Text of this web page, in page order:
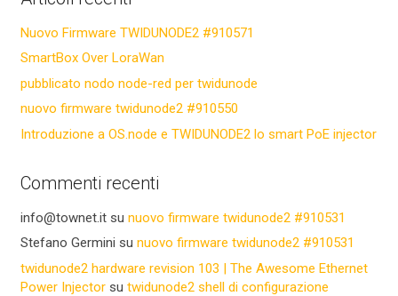
Nuovo Firmware TWIDUNODE2 #910571
SmartBox Over LoraWan
pubblicato nodo node-red per twidunode
nuovo firmware twidunode2 #910550
Introduzione a OS.node e TWIDUNODE2 lo smart PoE injector
Commenti recenti
info@townet.itsu nuovo firmware twidunode2 #910531
Stefano Germini su nuovo firmware twidunode2 #910531
twidunode2 hardware revision 103 | The Awesome Ethernet
Power Injectorsu twidunode2 shell di configurazione